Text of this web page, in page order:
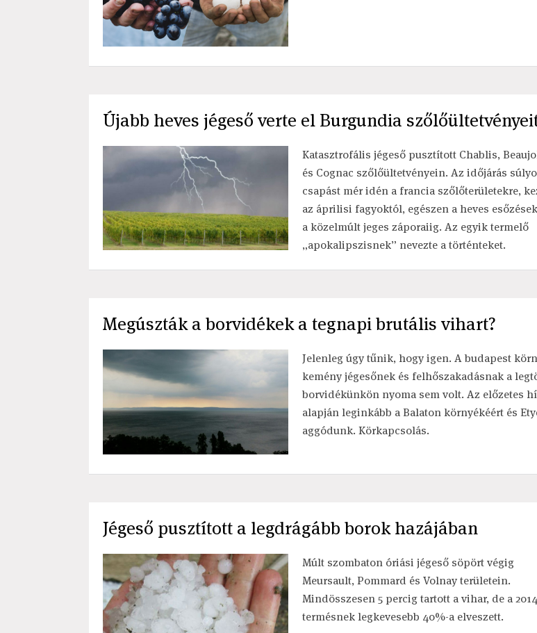
Újabb heves jégeső verte el Burgundia
Katasztrofális jégeső pusztított Chablis,
és Cognac szőlőültetvényein. Az időjárás
csapást mér idén a francia szőlőterületekre,
az áprilisi fagyoktól, egészen a heves
a közelmúlt jeges záporaiig. Az egyik termelő
„apokalipszisnek” nevezte a történteket.
Megúszták a borvidékek a tegnapi brutális vihart?
Jelenleg úgy tűnik, hogy igen. A budapest
kemény jégesőnek és felhőszakadásnak a
borvidékünkön nyoma sem volt. Az előzetes
alapján leginkább a Balaton környékéért és
aggódunk. Körkapcsolás.
Jégeső pusztított a legdrágább borok hazájában
Múlt szombaton óriási jégeső söpört végig
Meursault, Pommard és Volnay területein.
Mindösszesen 5 percig tartott a vihar, de a
termésnek legkevesebb 40%-a elveszett.